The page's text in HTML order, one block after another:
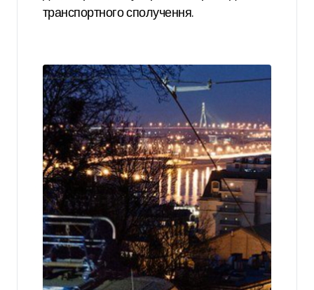
транспортного сполучення.